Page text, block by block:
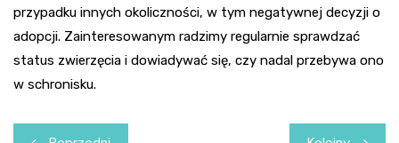
przypadku innych okoliczności, w tym negatywnej decyzji o
adopcji. Zainteresowanym radzimy regularnie sprawdzać
status zwierzęcia i dowiadywać się, czy nadal przebywa ono
w schronisku.